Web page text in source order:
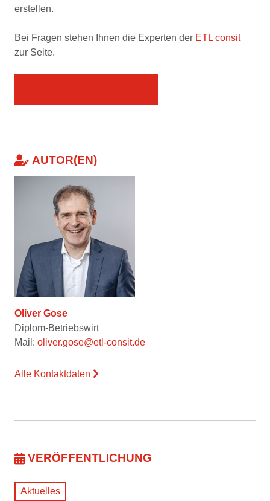
erstellen.
Bei Fragen stehen Ihnen die Experten der ETL consit
zur Seite.
AUTOR(EN)
Oliver Gose
Diplom-Betriebswirt
Mail: oliver.gose@etl-consit.de
Alle Kontaktdaten
VERÖFFENTLICHUNG
Aktuelles